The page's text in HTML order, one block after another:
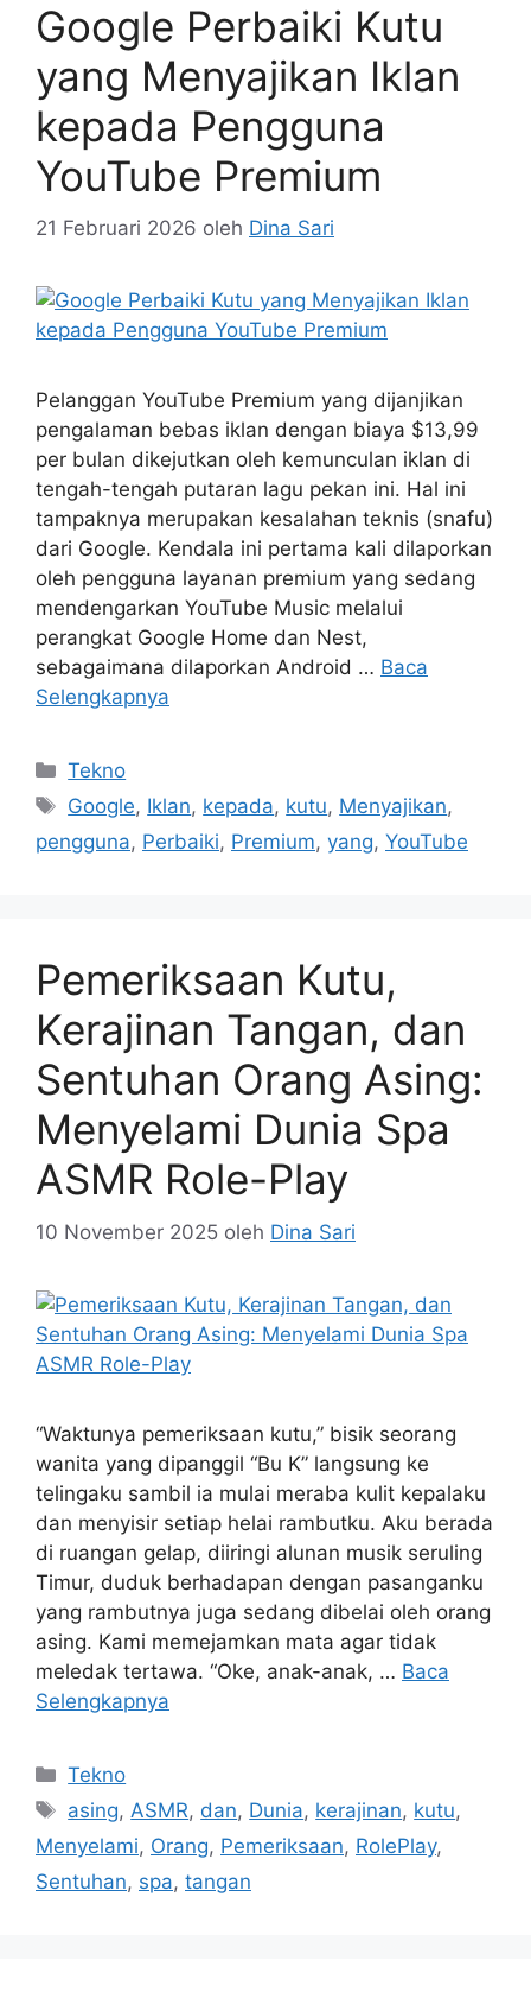
Google Perbaiki Kutu
yang Menyajikan Iklan
kepada Pengguna
YouTube Premium
21 Februari 2026 oleh Dina Sari
Pelanggan YouTube Premium yang dijanjikan
pengalaman bebas iklan dengan biaya $13,99
per bulan dikejutkan oleh kemunculan iklan di
tengah-tengah putaran lagu pekan ini. Hal ini
tampaknya merupakan kesalahan teknis (snafu)
dari Google. Kendala ini pertama kali dilaporkan
oleh pengguna layanan premium yang sedang
mendengarkan YouTube Music melalui
perangkat Google Home dan Nest,
sebagaimana dilaporkan Android … Baca
Selengkapnya
Kategori
Tekno
Tag
Google, Iklan, kepada, kutu, Menyajikan,
pengguna, Perbaiki, Premium, yang, YouTube
Pemeriksaan Kutu,
Kerajinan Tangan, dan
Sentuhan Orang Asing:
Menyelami Dunia Spa
ASMR Role-Play
10 November 2025 oleh Dina Sari
“Waktunya pemeriksaan kutu,” bisik seorang
wanita yang dipanggil “Bu K” langsung ke
telingaku sambil ia mulai meraba kulit kepalaku
dan menyisir setiap helai rambutku. Aku berada
di ruangan gelap, diiringi alunan musik seruling
Timur, duduk berhadapan dengan pasanganku
yang rambutnya juga sedang dibelai oleh orang
asing. Kami memejamkan mata agar tidak
meledak tertawa. “Oke, anak-anak, … Baca
Selengkapnya
Kategori
Tekno
Tag
asing, ASMR, dan, Dunia, kerajinan, kutu,
Menyelami, Orang, Pemeriksaan, RolePlay,
Sentuhan, spa, tangan